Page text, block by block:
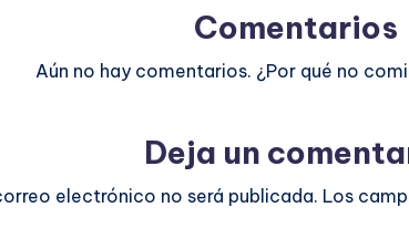
Comentarios
Aún no hay comentarios. ¿Por qué no
Deja un
electrónico no será publicada. Los